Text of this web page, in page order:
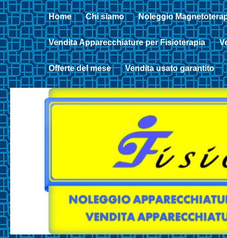
Home Chi siamo Noleggio
Vendita Apparecchiature per Fisioterapia
Offerte del mese Vendita usato garantito